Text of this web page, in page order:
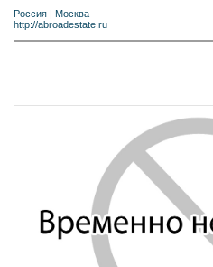
Россия | Москва
http://abroadestate.ru